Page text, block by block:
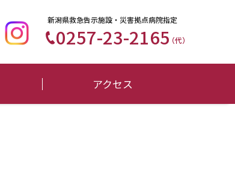
新潟県救急告示施設・災害拠点病院指定
0257-23-2165（代）
アクセス